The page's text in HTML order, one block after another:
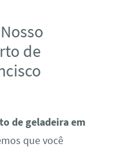
de
de geladeira em
que você